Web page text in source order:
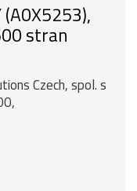
stran
Czech, spol. s